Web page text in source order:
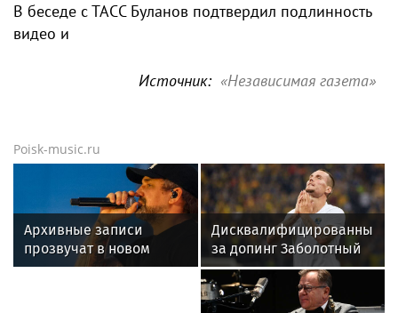
В беседе с ТАСС Буланов подтвердил подлинность
видео и
Источник: «Независимая газета»
Poisk-music.ru
Архивные записи
прозвучат в новом
фильме о Басте
Дисквалифицированный
за допинг Заболотный
подписал контракт с
клубом Басты